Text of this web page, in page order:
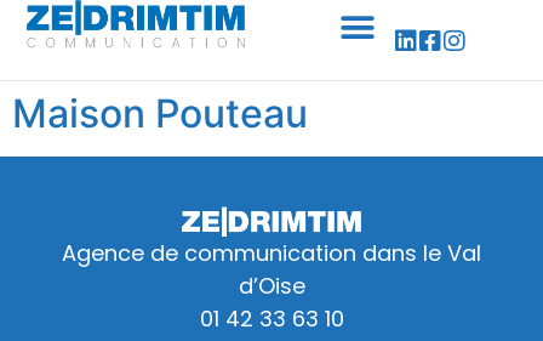
Maison Pouteau
Agence de communication dans le Val
d’Oise
01 42 33 63 10
Panneau de gestion des cookies